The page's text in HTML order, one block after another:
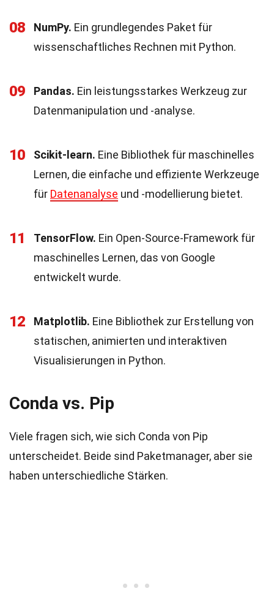
08 NumPy. Ein grundlegendes Paket für
wissenschaftliches Rechnen mit Python.
09 Pandas. Ein leistungsstarkes Werkzeug zur
Datenmanipulation und -analyse.
10 Scikit-learn. Eine Bibliothek für maschinelles
Lernen, die einfache und effiziente Werkzeuge
für Datenanalyse und -modellierung bietet.
11 TensorFlow. Ein Open-Source-Framework für
maschinelles Lernen, das von Google
entwickelt wurde.
12 Matplotlib. Eine Bibliothek zur Erstellung von
statischen, animierten und interaktiven
Visualisierungen in Python.
Conda vs. Pip
Viele fragen sich, wie sich Conda von Pip
unterscheidet. Beide sind Paketmanager, aber sie
haben unterschiedliche Stärken.